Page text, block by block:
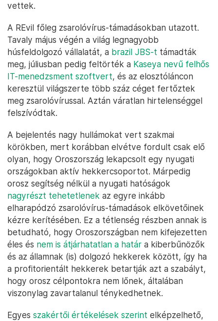
vettek.
A REvil főleg zsarolóvírus-támadásokban utazott.
Tavaly május végén a világ legnagyobb
húsfeldolgozó vállalatát, a brazil JBS-t támadták
meg, júliusban pedig feltörték a Kaseya nevű felhős
IT-menedzsment szoftvert, és az elosztóláncon
keresztül világszerte több száz céget fertőztek
meg zsarolóvírussal. Aztán váratlan hirtelenséggel
felszívódtak.
A bejelentés nagy hullámokat vert szakmai
körökben, mert korábban elvétve fordult csak elő
olyan, hogy Oroszország lekapcsolt egy nyugati
országokban aktív hekkercsoportot. Márpedig
orosz segítség nélkül a nyugati hatóságok
nagyrészt tehetetlenek az egyre inkább
elharapódzó zsarolóvírus-támadások elkövetőinek
kézre kerítésében. Ez a tétlenség részben annak is
betudható, hogy Oroszországban nem kifejezetten
éles és nem is átjárhatatlan a határ a kiberbűnözők
és az államnak (is) dolgozó hekkerek között, így ha
a profitorientált hekkerek betartják azt a szabályt,
hogy orosz célpontokra nem lőnek, általában
viszonylag zavartalanul ténykedhetnek.
Egyes szakértői értékelések szerint elképzelhető,